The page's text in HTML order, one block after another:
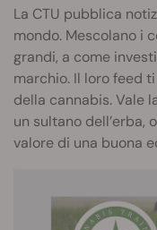
La CTU pubblica
mondo. Mescolano i
grandi, a come
marchio. Il loro feed
della cannabis. Vale
un sultano dell’erba,
valore di una buona